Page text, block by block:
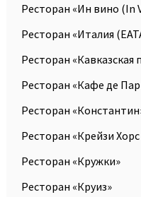
Ресторан «Ин вино (In
Ресторан «Италия
Ресторан «Кавказская
Ресторан «Кафе де
Ресторан
Ресторан «Крейзи
Ресторан «Кружки»
Ресторан «Круиз»